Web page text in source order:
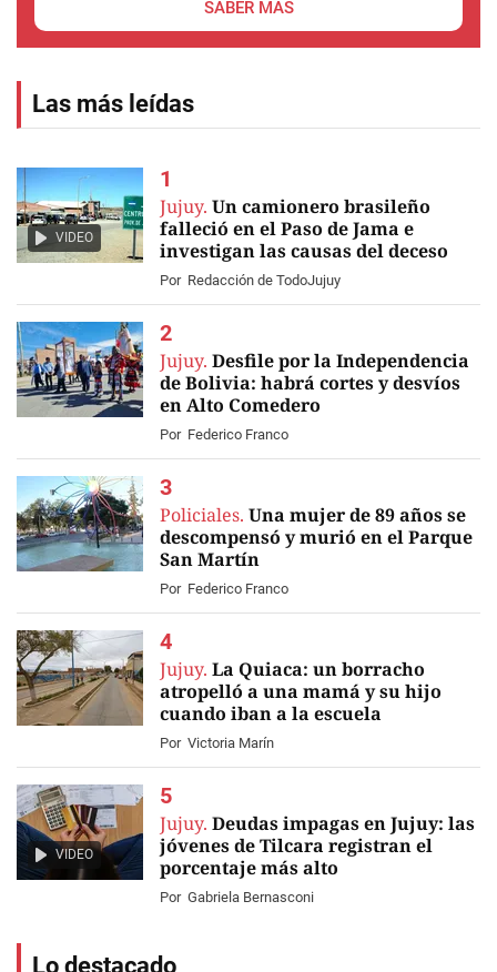
SABER MÁS
Las más leídas
VIDEO
Jujuy. Un camionero brasileño
falleció en el Paso de Jama e
investigan las causas del deceso
Por Redacción de TodoJujuy
Jujuy. Desfile por la Independencia
de Bolivia: habrá cortes y desvíos
en Alto Comedero
Por Federico Franco
Policiales. Una mujer de 89 años se
descompensó y murió en el Parque
San Martín
Por Federico Franco
Jujuy. La Quiaca: un borracho
atropelló a una mamá y su hijo
cuando iban a la escuela
Por Victoria Marín
VIDEO
Jujuy. Deudas impagas en Jujuy: las
jóvenes de Tilcara registran el
porcentaje más alto
Por Gabriela Bernasconi
Lo destacado